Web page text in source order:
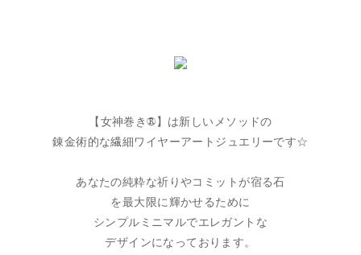
【女神巻き®】は新しいメソッドの
錬金術的な繊細ワイヤーアートジュエリーです☆
あなたの純粋な祈りやコミットが宿る石
を最大限に輝かせるために
シンプルミニマルでエレガントな
デザインになっております。